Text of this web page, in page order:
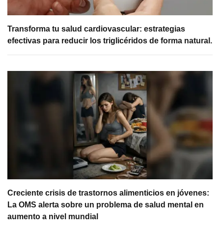
Transforma tu salud cardiovascular: estrategias
efectivas para reducir los triglicéridos de forma natural.
Creciente crisis de trastornos alimenticios en jóvenes:
La OMS alerta sobre un problema de salud mental en
aumento a nivel mundial